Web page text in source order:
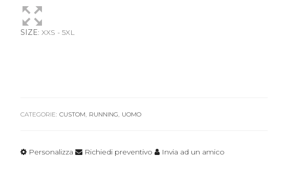
SIZE: XXS - 5XL
CATEGORIE: CUSTOM, RUNNING, UOMO
Personalizza Richiedi preventivo Invia ad un amico